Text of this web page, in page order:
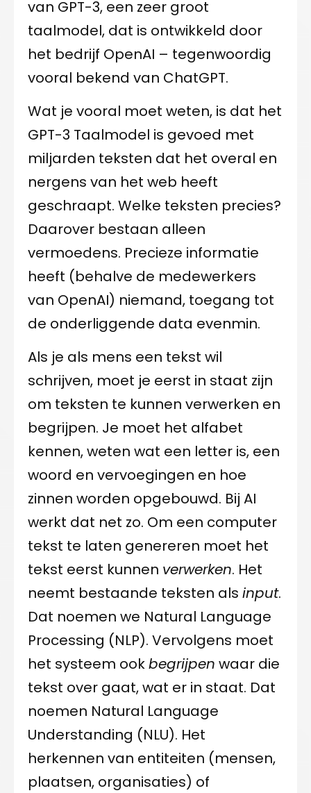
van GPT-3, een zeer groot
taalmodel, dat is ontwikkeld door
het bedrijf OpenAI – tegenwoordig
vooral bekend van ChatGPT.
Wat je vooral moet weten, is dat het
GPT-3 Taalmodel is gevoed met
miljarden teksten dat het overal en
nergens van het web heeft
geschraapt. Welke teksten precies?
Daarover bestaan alleen
vermoedens. Precieze informatie
heeft (behalve de medewerkers
van OpenAI) niemand, toegang tot
de onderliggende data evenmin.
Als je als mens een tekst wil
schrijven, moet je eerst in staat zijn
om teksten te kunnen verwerken en
begrijpen. Je moet het alfabet
kennen, weten wat een letter is, een
woord en vervoegingen en hoe
zinnen worden opgebouwd. Bij AI
werkt dat net zo. Om een computer
tekst te laten genereren moet het
tekst eerst kunnen verwerken. Het
neemt bestaande teksten als input.
Dat noemen we Natural Language
Processing (NLP). Vervolgens moet
het systeem ookbegrijpen waar die
tekst over gaat, wat er in staat. Dat
noemen Natural Language
Understanding (NLU). Het
herkennen van entiteiten (mensen,
plaatsen, organisaties) of